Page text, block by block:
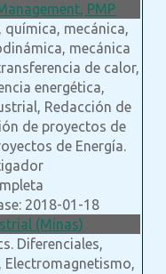
PMP
química, mecánica,
mecánica
de calor,
energética,
Redacción de
de proyectos de
de Energía.
2018-01-18
(Minas)
Diferenciales,
Electromagnetismo,